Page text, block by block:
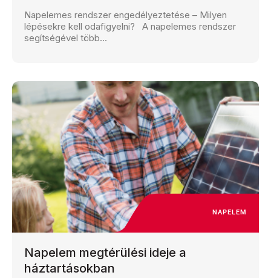
Napelemes rendszer engedélyeztetése – Milyen
lépésekre kell odafigyelni? A napelemes rendszer
segítségével több...
NAPELEM
Napelem megtérülési ideje a
háztartásokban